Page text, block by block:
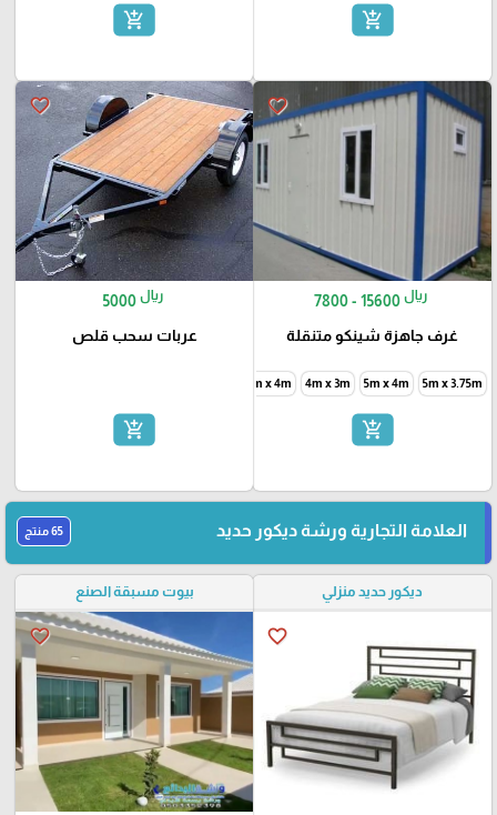
add_shopping_cart
add_shopping_cart
favorite_border
7800 - 15600 ريال
غرف جاهزة شينكو متنقلة
5m x 3.75m
5m x 4m
4m x 3m
6m x 4m
add_shopping_cart
favorite_border
5000 ريال
عربات سحب قلص
add_shopping_cart
العلامة التجارية ورشة ديكور حديد 65 منتج
ديكور حديد منزلي
favorite_border
بيوت مسبقة الصنع
favorite_border